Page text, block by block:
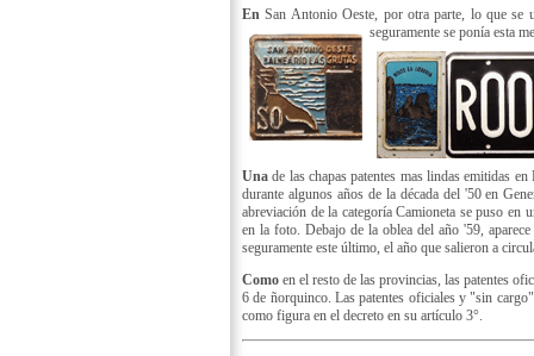
En San Antonio Oeste, por otra parte, lo que se
seguramente se ponía esta
Una de las chapas patentes mas lindas emitidas
durante algunos años de la década del '50 en
abreviación de la categoría Camioneta se puso en
en la foto. Debajo de la oblea del año '59,
seguramente este último, el año que salieron a
Como en el resto de las provincias, las patentes
6 de ñorquinco. Las patentes oficiales y "sin
como figura en el decreto en su artículo 3°.